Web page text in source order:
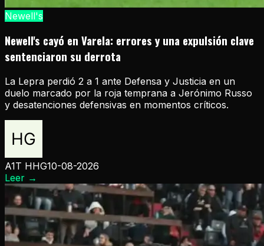
Newell's
Newell's cayó en Varela: errores y una expulsión clave
sentenciaron su derrota
La Lepra perdió 2 a 1 ante Defensa y Justicia en un
duelo marcado por la roja temprana a Jerónimo Russo
y desatenciones defensivas en momentos críticos.
A1T HHG10-08-2026
Leer →